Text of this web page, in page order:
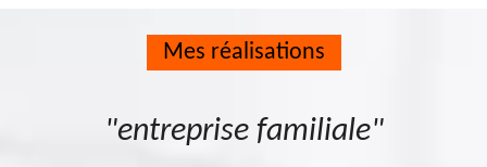
Mes réalisations
"entreprise familiale"